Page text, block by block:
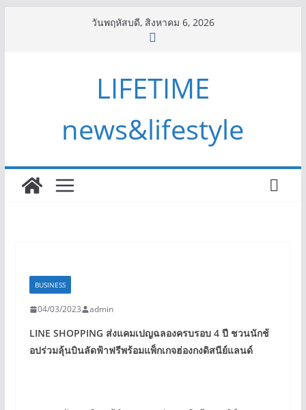
วันพฤหัสบดี, สิงหาคม 6, 2026
LIFETIME
news&lifestyle
BUSINESS
04/03/2023 admin
LINE SHOPPING ส่งแคมเปญฉลองครบรอบ 4ปี ชวนนักช้
อปร่วมลุ้นบินลัดฟ้าฟรีพร้อมแพ็กเกจฮ่องกงดิสนีย์แลนด์